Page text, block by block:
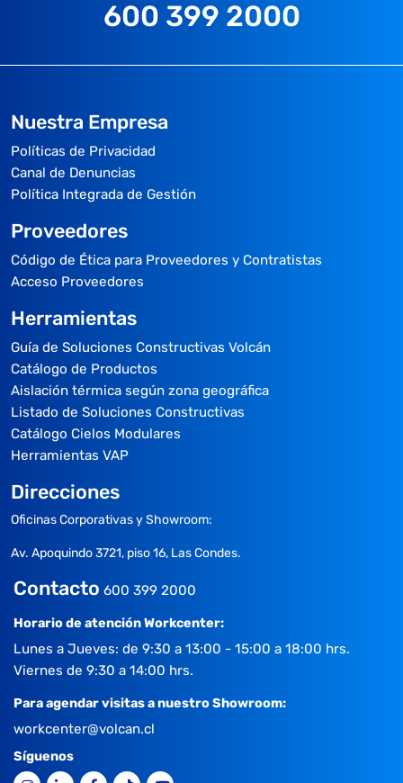
600 399 2000
Nuestra Empresa
Políticas de Privacidad
Canal de Denuncias
Política Integrada de Gestión
Proveedores
Código de Ética para Proveedores y Contratistas
Acceso Proveedores
Herramientas
Guía de Soluciones Constructivas Volcán
Catálogo de Productos
Aislación térmica según zona geográfica
Listado de Soluciones Constructivas
Catálogo Cielos Modulares
Herramientas VAP
Direcciones
Oficinas Corporativas y Showroom:
Av. Apoquindo 3721, piso 16, Las Condes.
Contacto 600 399 2000
Horario de atención Workcenter:
Lunes a Jueves: de 9:30 a 13:00 - 15:00 a 18:00 hrs.
Viernes de 9:30 a 14:00 hrs.
Para agendar visitas a nuestro Showroom:
workcenter@volcan.cl
Síguenos